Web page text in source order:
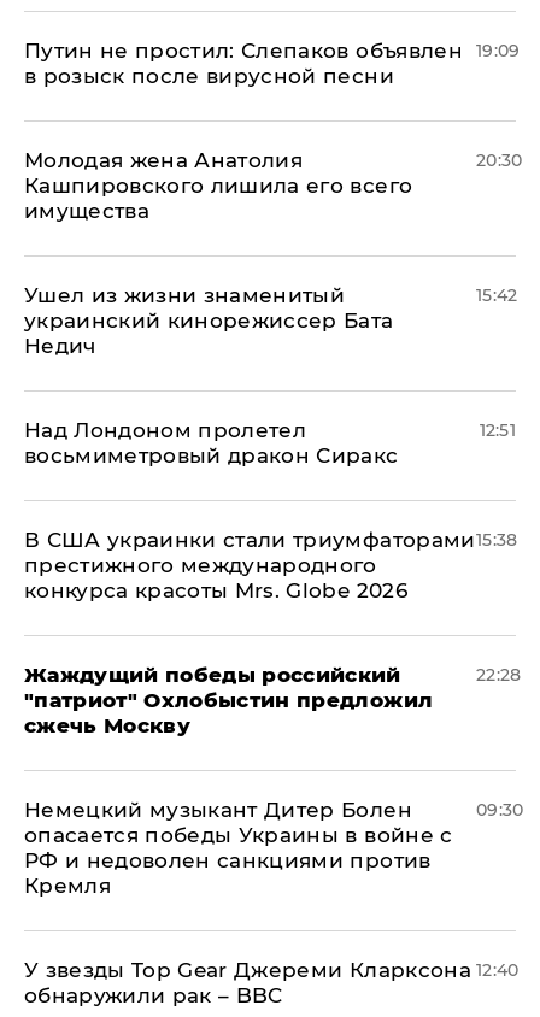
Путин не простил: Слепаков объявлен
в розыск после вирусной песни
19:09
Молодая жена Анатолия
Кашпировского лишила его всего
имущества
20:30
Ушел из жизни знаменитый
украинский кинорежиссер Бата
Недич
15:42
Над Лондоном пролетел
восьмиметровый дракон Сиракс
12:51
В США украинки стали триумфаторами
престижного международного
конкурса красоты Mrs. Globe 2026
15:38
Жаждущий победы российский
"патриот" Охлобыстин предложил
сжечь Москву
22:28
Немецкий музыкант Дитер Болен
опасается победы Украины в войне с
РФ и недоволен санкциями против
Кремля
09:30
У звезды Top Gear Джереми Кларксона
обнаружили рак – BBC
12:40